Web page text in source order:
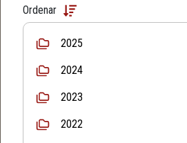
Ordenar
2025
2024
2023
2022